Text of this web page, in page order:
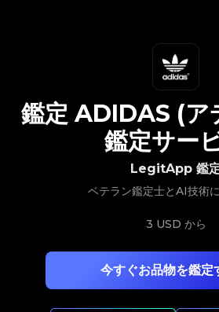
今すぐお品物を鑑定
LegitApp 鑑
ベテラン鑑定士とAI技術
3 USD から
鑑定 ADIDAS (ア
鑑定サー